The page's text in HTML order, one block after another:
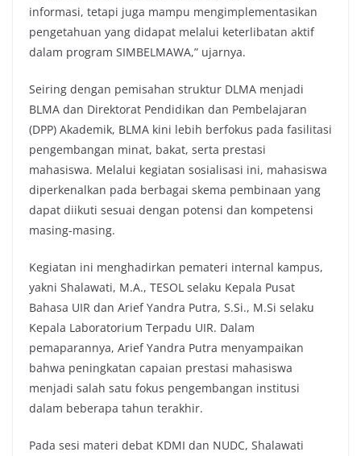
informasi, tetapi juga mampu mengimplementasikan
pengetahuan yang didapat melalui keterlibatan aktif
dalam program SIMBELMAWA,” ujarnya.
Seiring dengan pemisahan struktur DLMA menjadi
BLMA dan Direktorat Pendidikan dan Pembelajaran
(DPP) Akademik, BLMA kini lebih berfokus pada fasilitasi
pengembangan minat, bakat, serta prestasi
mahasiswa. Melalui kegiatan sosialisasi ini, mahasiswa
diperkenalkan pada berbagai skema pembinaan yang
dapat diikuti sesuai dengan potensi dan kompetensi
masing-masing.
Kegiatan ini menghadirkan pemateri internal kampus,
yakni Shalawati, M.A., TESOL selaku Kepala Pusat
Bahasa UIR dan Arief Yandra Putra, S.Si., M.Si selaku
Kepala Laboratorium Terpadu UIR. Dalam
pemaparannya, Arief Yandra Putra menyampaikan
bahwa peningkatan capaian prestasi mahasiswa
menjadi salah satu fokus pengembangan institusi
dalam beberapa tahun terakhir.
Pada sesi materi debat KDMI dan NUDC, Shalawati